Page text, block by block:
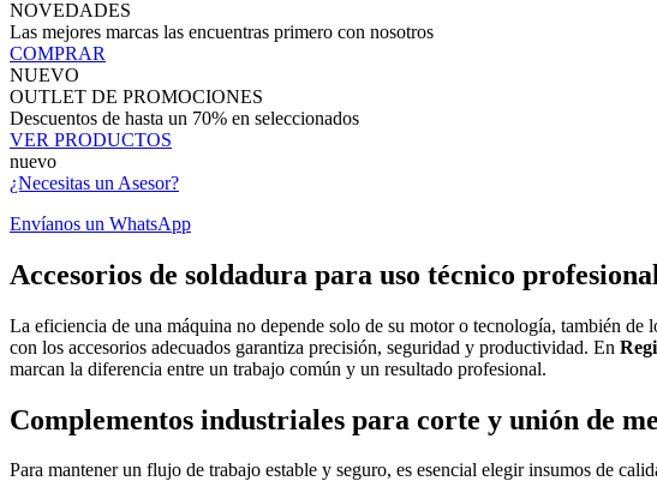
NOVEDADES
Las mejores marcas las encuentras primero con nosotros
COMPRAR
NUEVO
OUTLET DE PROMOCIONES
Descuentos de hasta un 70% en seleccionados
VER PRODUCTOS
nuevo
¿Necesitas un Asesor?
Envíanos un WhatsApp
Accesorios de soldadura para uso técnico profesional
La eficiencia de una máquina no depende solo de su motor o tecnología, también de
con los accesorios adecuados garantiza precisión, seguridad y productividad. En
marcan la diferencia entre un trabajo común y un resultado profesional.
Complementos industriales para corte y unión de
Para mantener un flujo de trabajo estable y seguro, es esencial elegir insumos de